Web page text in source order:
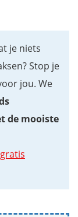
je niets
Stop je
jou. We
de mooiste